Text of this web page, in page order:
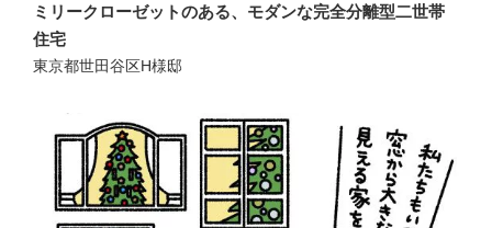
ミリークローゼットのある、モダンな完全分離型二世帯
住宅
東京都世田谷区H様邸